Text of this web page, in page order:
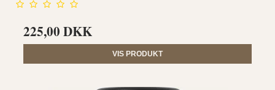
225,00 DKK
VIS PRODUKT